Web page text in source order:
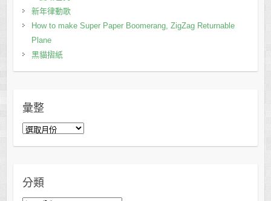
新年律動歌
How to make Super Paper Boomerang, ZigZag Returnable
Plane
黑貓摺紙
彙整
彙
分類